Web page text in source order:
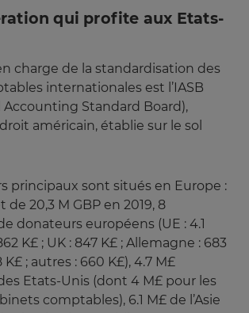
qui profite aux Etats-
charge de la standardisation des
internationales est l’IASB
Standard Board),
américain, établie sur le sol
principaux sont situés en Europe :
20,3 M GBP en 2019, 8
donateurs européens (UE : 4.1
K£ ; UK : 847 K£ ; Allemagne : 683
K£ ; autres : 660 K£), 4.7 M£
Etats-Unis (dont 4 M£ pour les
comptables), 6.1 M£ de l’Asie